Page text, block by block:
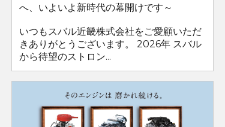
へ、いよいよ新時代の幕開けです～
いつもスバル近畿株式会社をご愛顧いただ
きありがとうございます。 2026年 スバル
から待望のストロン...